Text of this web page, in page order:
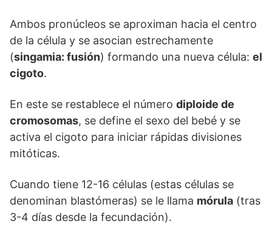
Ambos pronúcleos se aproximan hacia el centro
de la célula y se asocian estrechamente
(singamia: fusión) formando una nueva célula: el
cigoto.
En este se restablece el número diploide de
cromosomas, se define el sexo del bebé y se
activa el cigoto para iniciar rápidas divisiones
mitóticas.
Cuando tiene 12-16 células (estas células se
denominan blastómeras) se le llama mórula (tras
3-4 días desde la fecundación).